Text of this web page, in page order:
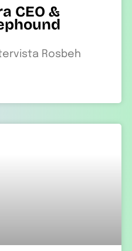
CEO &
Rosbeh